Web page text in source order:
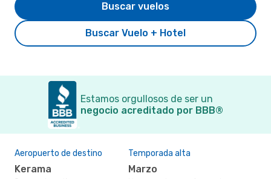
Buscar Vuelo + Hotel
Buscar vuelos
Estamos orgullosos de ser un
negocio acreditado por BBB®
Aeropuerto de destino
Kerama
Temporada alta
marzo